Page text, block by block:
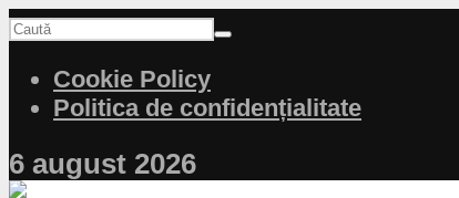
Cookie Policy
Politica de confidențialitate
6 august 2026